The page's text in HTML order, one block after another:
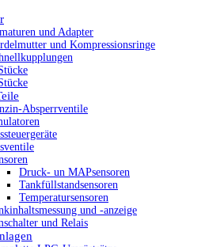
und Adapter
und Kompressionsringe
Absperrventile
Druck- un MAPsensoren
Tankfüllstandsensoren
Temperatursensoren
und -anzeige
und Relais